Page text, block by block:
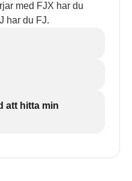
med FJX har du
har du FJ.
att hitta min